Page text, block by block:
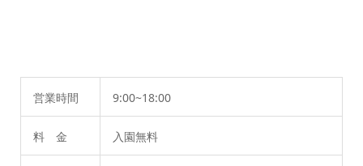
営業時間 9:00~18:00
料 金 入園無料